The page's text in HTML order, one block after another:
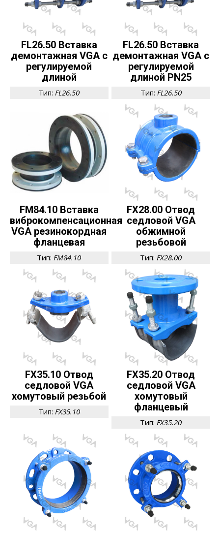
FL26.50 Вставка
демонтажная VGA c
регулируемой
длиной
Тип: FL26.50
FL26.50 Вставка
демонтажная VGA c
регулируемой
длиной PN25
Тип: FL26.50
FM84.10 Вставка
виброкомпенсационная
VGA резинокордная
фланцевая
Тип: FM84.10
FX28.00 Отвод
седловой VGA
обжимной
резьбовой
Тип: FX28.00
FX35.10 Отвод
седловой VGA
хомутовый резьбой
Тип: FX35.10
FX35.20 Отвод
седловой VGA
хомутовый
фланцевый
Тип: FX35.20